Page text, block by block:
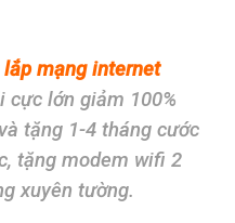
lắp mạng internet
cực lớn giảm 100%
tặng 1-4 tháng cước
tặng modem wifi 2
xuyên tường.